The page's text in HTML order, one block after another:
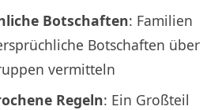
Botschaften: Familien
Botschaften über
vermitteln
Regeln: Ein Großteil